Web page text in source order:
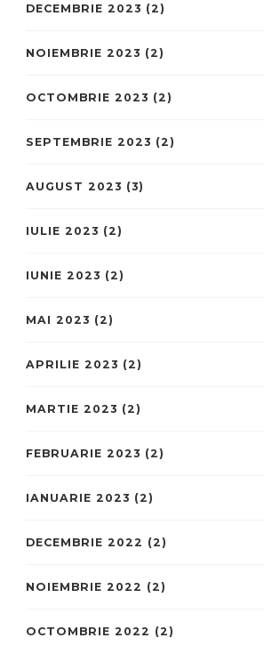
DECEMBRIE 2023 (2)
NOIEMBRIE 2023 (2)
OCTOMBRIE 2023 (2)
SEPTEMBRIE 2023 (2)
AUGUST 2023 (3)
IULIE 2023 (2)
IUNIE 2023 (2)
MAI 2023 (2)
APRILIE 2023 (2)
MARTIE 2023 (2)
FEBRUARIE 2023 (2)
IANUARIE 2023 (2)
DECEMBRIE 2022 (2)
NOIEMBRIE 2022 (2)
OCTOMBRIE 2022 (2)